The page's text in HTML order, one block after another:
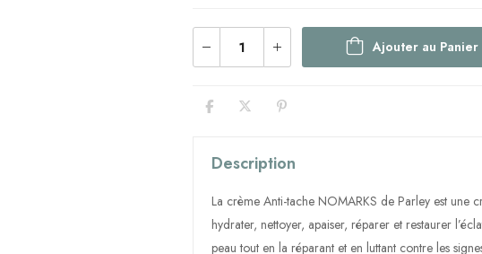
Ajouter au Panier
Description
La crème Anti-tache NOMARKS de Parley est une
hydrater, nettoyer, apaiser, réparer et restaurer
peau tout en la réparant et en luttant contre les